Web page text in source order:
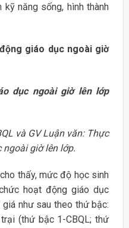
kỹ năng sống, hình thành
giáo dục ngoài giờ
dục ngoài giờ lên lớp
và GV Luận văn: Thực
ngoài giờ lên lớp.
thấy, mức độ học sinh
hoạt động giáo dục
như sau theo thứ bậc:
(thứ bậc 1-CBQL; thứ